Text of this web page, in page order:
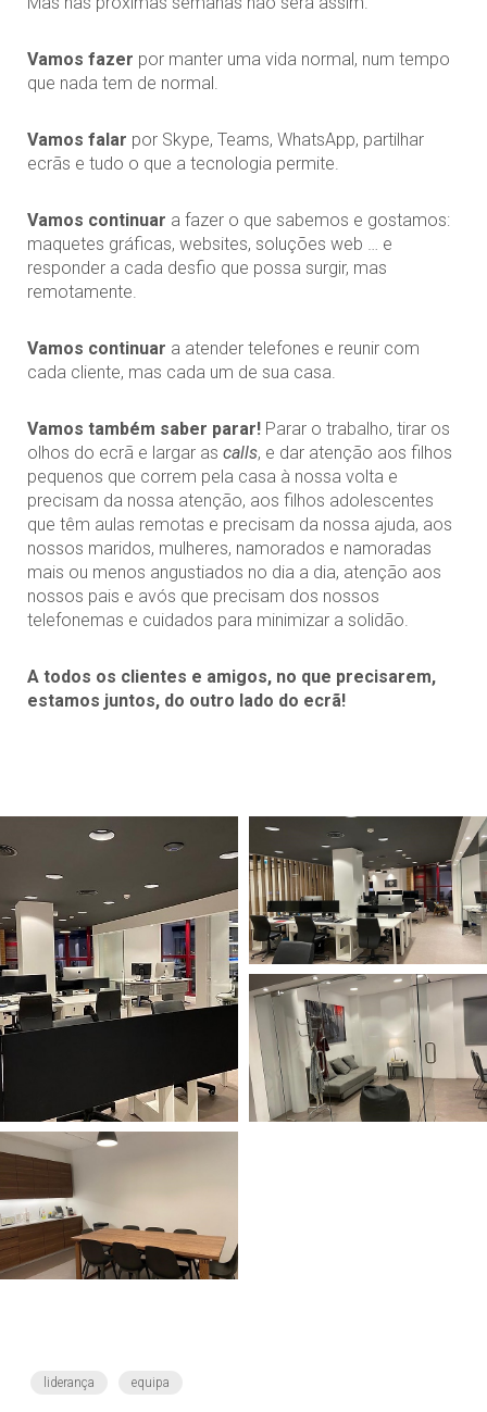
Vamos fazer por manter uma vida normal, num tempo
que nada tem de normal.
Vamos falar por Skype, Teams, WhatsApp, partilhar
ecrãs e tudo o que a tecnologia permite.
Vamos continuar a fazer o que sabemos e gostamos:
maquetes gráficas, websites, soluções web … e
responder a cada desfio que possa surgir, mas
remotamente.
Vamos continuar a atender telefones e reunir com
cada cliente, mas cada um de sua casa.
Vamos também saber parar! Parar o trabalho, tirar os
olhos do ecrã e largar as calls, e dar atenção aos filhos
pequenos que correm pela casa à nossa volta e
precisam da nossa atenção, aos filhos adolescentes
que têm aulas remotas e precisam da nossa ajuda, aos
nossos maridos, mulheres, namorados e namoradas
mais ou menos angustiados no dia a dia, atenção aos
nossos pais e avós que precisam dos nossos
telefonemas e cuidados para minimizar a solidão.
A todos os clientes e amigos, no que precisarem,
estamos juntos, do outro lado do ecrã!
liderança equipa